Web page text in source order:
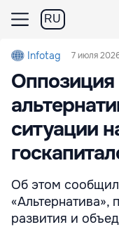
RU
Infotag 7 июля
Оппозиция
ситуации
Об этом
«Альтернатива»,
развития и